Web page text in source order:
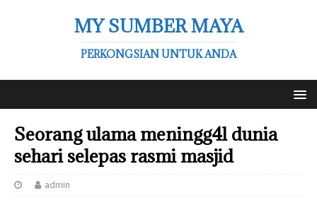
MY SUMBER MAYA
PERKONGSIAN UNTUK ANDA
Seorang ulama meningg4l dunia
sehari selepas rasmi masjid
admin